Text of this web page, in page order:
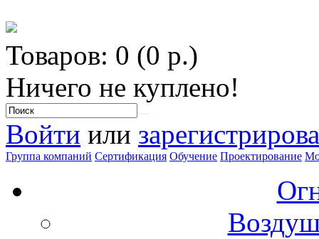
Товаров: 0 (0 р.)
Ничего не куплено!
Войти или
Группа компаний Сертификация Обучение Проектирование